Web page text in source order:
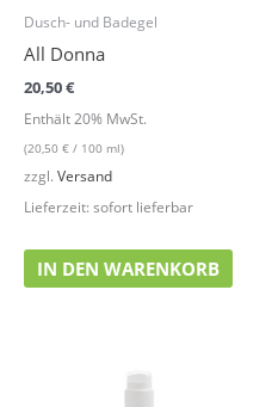
Dusch- und Badegel
All Donna
20,50€
Enthält 20% MwSt.
(20,50 € / 100 ml)
zzgl. Versand
Lieferzeit: sofort lieferbar
IN DEN WARENKORB